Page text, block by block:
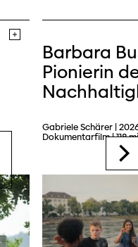
Barbara
Pionierin
Gabriele Schärer |
Dokumentarfilm | 118